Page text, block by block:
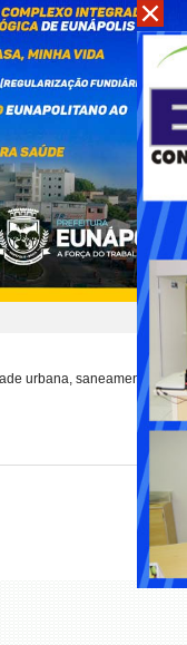
urbana, saneamento e